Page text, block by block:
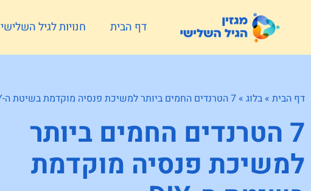
דף הבית חנויות לגיל השלישי
דף הבית » בלוג » 7 הטרנדים החמים ביותר למשיכת פנסיה מוקדמת בשיטת ה-DIY
7 הטרנדים החמים ביותר
למשיכת פנסיה מוקדמת